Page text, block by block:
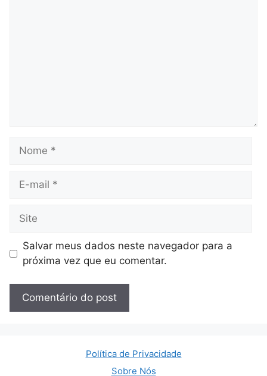
Nome
Site
Salvar meus dados neste navegador para a
próxima vez que eu comentar.
Política de Privacidade
Sobre Nós